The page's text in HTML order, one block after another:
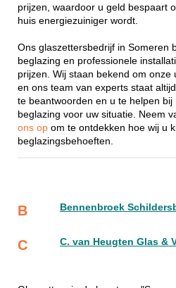
prijzen, waardoor u geld bespaart
huis energiezuiniger wordt.
Ons glaszettersbedrijf in Someren
beglazing en professionele
prijzen. Wij staan bekend om onze
en ons team van experts staat
te beantwoorden en u te helpen
beglazing voor uw situatie. Neem
ons op om te ontdekken hoe wij u
beglazingsbehoeften.
B Bennenbroek
C C. van Heugten Glas &